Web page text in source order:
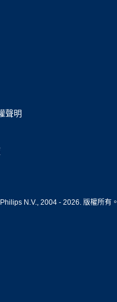
聲明
N.V., 2004 - 2026. 版權所有。